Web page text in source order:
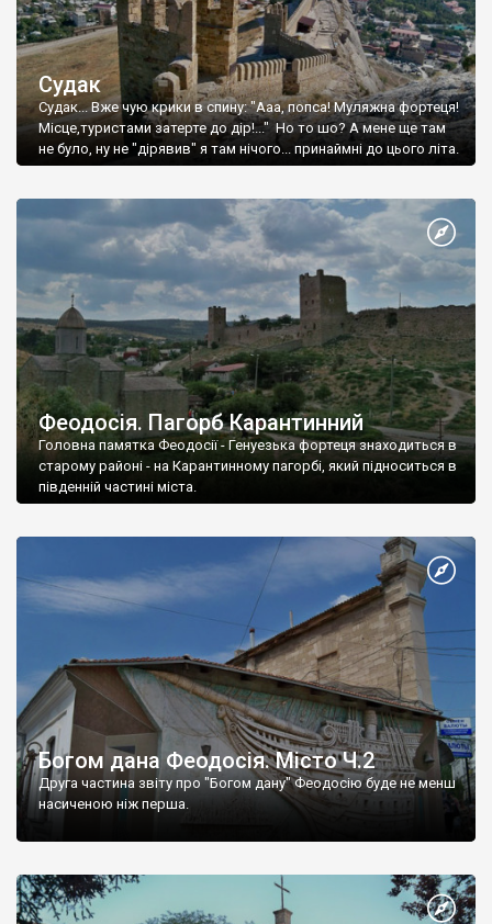
Судак
Судак... Вже чую крики в спину: "Ааа, попса! Муляжна фортеця!
Місце,туристами затерте до дір!..." Но то шо? А мене ще там
не було, ну не "дірявив" я там нічого... принаймні до цього літа.
Феодосія. Пагорб Карантинний
Головна памятка Феодосії - Генуезька фортеця знаходиться в
старому районі - на Карантинному пагорбі, який підноситься в
південній частині міста.
Богом дана Феодосія. Місто Ч.2
Друга частина звіту про "Богом дану" Феодосію буде не менш
насиченою ніж перша.